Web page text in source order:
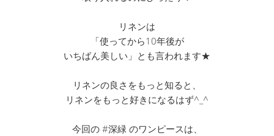
リネンは
「使ってから10年後が
いちばん美しい」とも言われます★
リネンの良さをもっと知ると、
リネンをもっと好きになるはず^_^
今回の #深緑 のワンピースは、